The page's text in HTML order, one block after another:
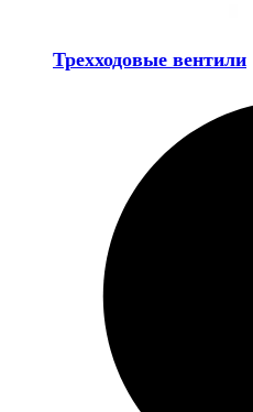
Трехходовые вентили